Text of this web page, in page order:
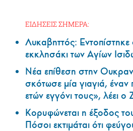
ΕΙΔΗΣΕΙΣ ΣΗΜΕΡΑ:
Λυκαβηττός:
εκκλησάκι των Αγίων
Νέα επίθεση στην
σκότωσε μία γιαγιά,
ετών εγγόνι τους», λέει ο
Κορυφώνεται η έξοδος
Πόσοι εκτιμάται ότι